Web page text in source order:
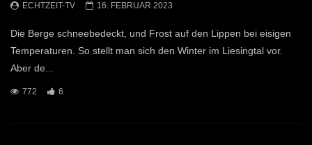
ECHTZEIT-TV 16. FEBRUAR 2023
Die Berge schneebedeckt, und Frost auf den Lippen bei eisigen
Temperaturen. So stellt man sich den Winter im Liesingtal vor.
Aber de...
772 6